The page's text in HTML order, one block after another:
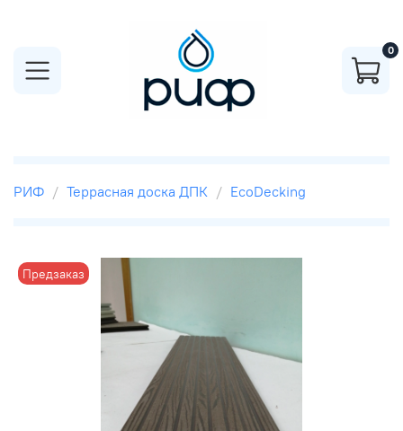
0
РИФ Террасная доска ДПК EcoDecking
Предзаказ